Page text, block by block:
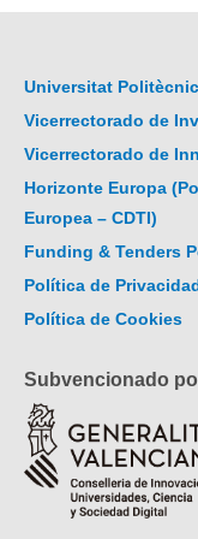
Universitat
Vicerrectorado de
Vicerrectorado de
Horizonte Europa
Europea – CDTI)
Funding & Tenders
Política de Privacidad
Política de Cookies
Subvencionado